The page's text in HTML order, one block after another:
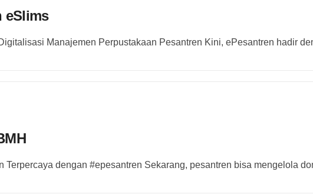
eSlims
Manajemen Perpustakaan Pesantren Kini, ePesantren hadir
Terpercaya dengan #epesantren Sekarang, pesantren bisa mengelola